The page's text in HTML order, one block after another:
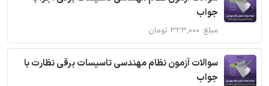
جواب
مبلغ: ۳۲۳,۰۰۰ تومان
سوالات آزمون نظام مهندسی تاسیسات برقی نظارت با
جواب